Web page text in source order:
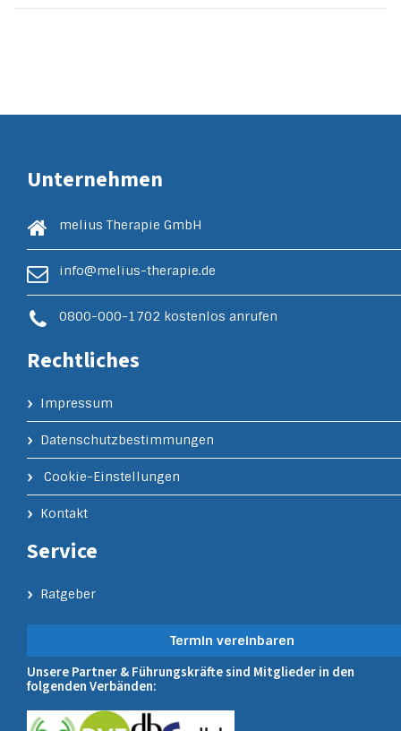
Unternehmen
melius Therapie GmbH
info@melius-therapie.de
0800-000-1702 kostenlos anrufen
Rechtliches
Impressum
Datenschutzbestimmungen
Cookie-Einstellungen
Kontakt
Service
Ratgeber
Termin vereinbaren
Unsere Partner & Führungskräfte sind Mitglieder in den
folgenden Verbänden: